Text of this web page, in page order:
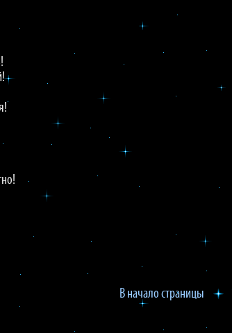
В начало страницы